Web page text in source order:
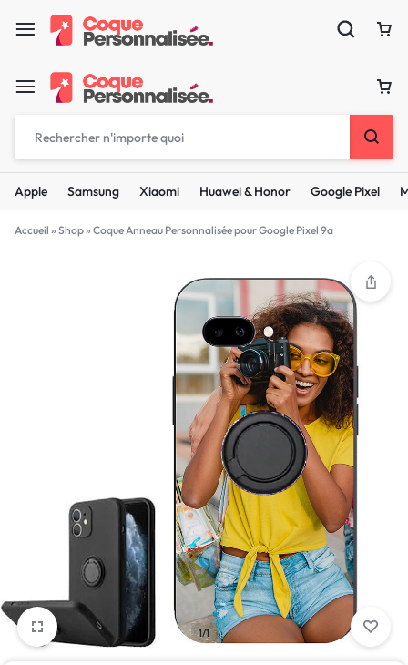
Apple Samsung Xiaomi Huawei & Honor Google Pixel
Accueil » Shop» Coque Anneau Personnalisée pour Google Pixel 9a
1/1